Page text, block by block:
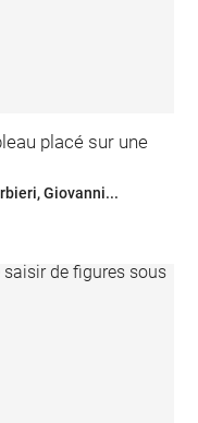
placé sur une
(Barbieri, Giovanni...